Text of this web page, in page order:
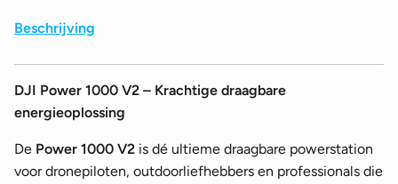
Beschrijving
DJI Power 1000 V2 – Krachtige draagbare
energieoplossing
De Power 1000 V2 is dé ultieme draagbare powerstation
voor dronepiloten, outdoorliefhebbers en professionals die